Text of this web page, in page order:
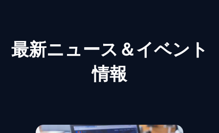
最新ニュース＆イベント
情報